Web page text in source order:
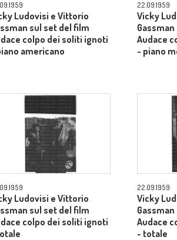
Ludovisi e Vittorio
sul set del film
colpo dei soliti ignoti
americano
22.09.1959
Vicky
Audace
- piano
Ludovisi e Vittorio
sul set del film
colpo dei soliti ignoti
22.09.1959
Vicky
Audace
- totale